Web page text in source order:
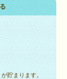
貯まります。